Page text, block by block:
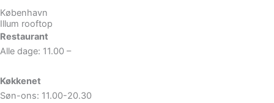
København
Illum rooftop
Restaurant
Alle dage: 11.00 –
Køkkenet
Søn-ons: 11.00-20.30